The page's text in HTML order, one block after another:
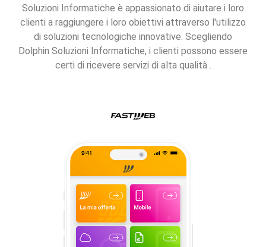
Soluzioni Informatiche è appassionato di aiutare i loro
clienti a raggiungere i loro obiettivi attraverso l'utilizzo
di soluzioni tecnologiche innovative. Scegliendo
Dolphin Soluzioni Informatiche, i clienti possono essere
certi di ricevere servizi di alta qualità .